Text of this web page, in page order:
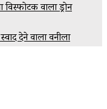
विस्फोटक वाला ड्रोन
देने वाला वनीला